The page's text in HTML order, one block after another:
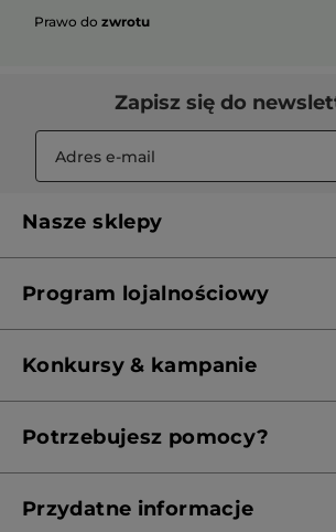
Prawo dozwrotu
Zapisz się do
Nasze sklepy
Franczyza
Program lojalnościowy
Konkursy & kampanie
Potrzebujesz pomocy?
Przydatne informacje